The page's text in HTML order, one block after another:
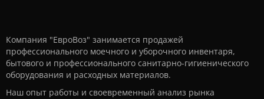
Компания "ЕвроВоз" занимается продажей
профессионального моечного и уборочного инвентаря,
бытового и профессионального санитарно-гигиенического
оборудования и расходных материалов.
Наш опыт работы и своевременный анализ рынка